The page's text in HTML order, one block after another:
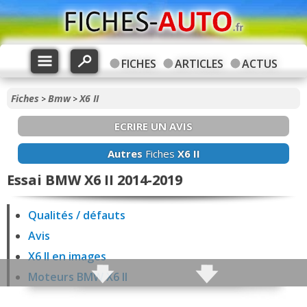
FICHES ARTICLES ACTUS
Fiches >Bmw>X6 II
ECRIRE UN AVIS
AutresFiches X6 II
Essai BMW X6 II 2014-2019
Qualités / défauts
Avis
X6 II en images
Moteurs BMW X6 II